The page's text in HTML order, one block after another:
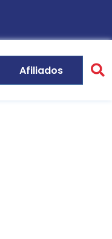
Afiliados